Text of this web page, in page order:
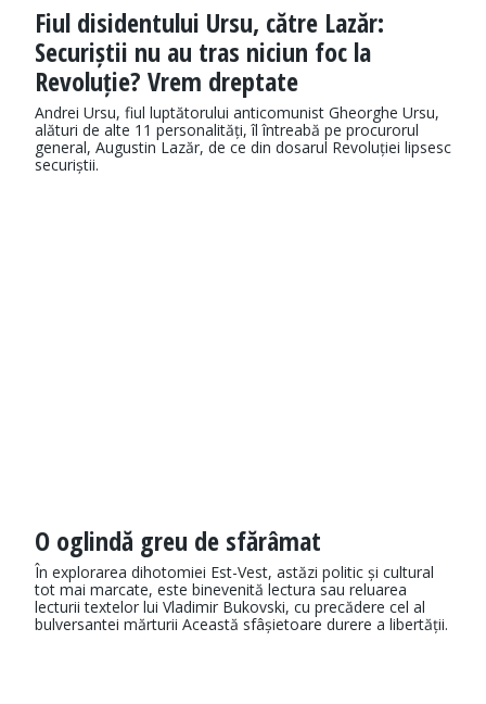
Fiul disidentului Ursu, către Lazăr:
Securiștii nu au tras niciun foc la
Revoluție? Vrem dreptate
Andrei Ursu, fiul luptătorului anticomunist Gheorghe Ursu,
alături de alte 11 personalități, îl întreabă pe procurorul
general, Augustin Lazăr, de ce din dosarul Revoluției lipsesc
securiștii.
O oglindă greu de sfărâmat
În explorarea dihotomiei Est-Vest, astăzi politic și cultural
tot mai marcate, este binevenită lectura sau reluarea
lecturii textelor lui Vladimir Bukovski, cu precădere cel al
bulversantei mărturii Această sfâșietoare durere a libertății.